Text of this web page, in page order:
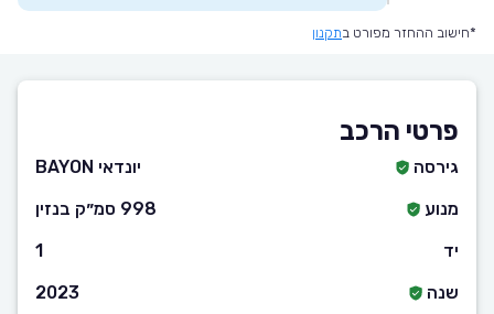
*חישוב ההחזר מפורט בתקנון
פרטי הרכב
גירסה
יונדאי BAYON
מנוע
998 סמ״ק בנזין
יד
1
שנה
2023